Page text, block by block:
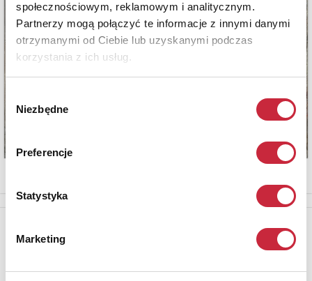
społecznościowym, reklamowym i analitycznym.
Partnerzy mogą połączyć te informacje z innymi danymi
otrzymanymi od Ciebie lub uzyskanymi podczas
korzystania z ich usług.
zgody
Niezbędne
Preferencje
Statystyka
Marketing
Aby otrzymywać informacje o nowych aukcjach, prosimy podać